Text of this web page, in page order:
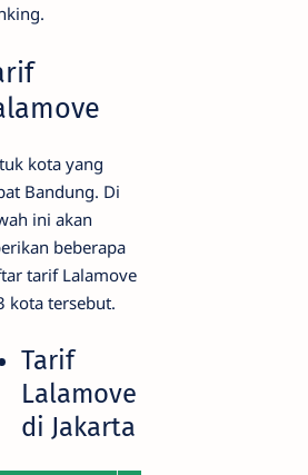
kota yang
Bandung. Di
ini akan
beberapa
tarif Lalamove
kota tersebut.
Tarif
Lalamove
di Jakarta